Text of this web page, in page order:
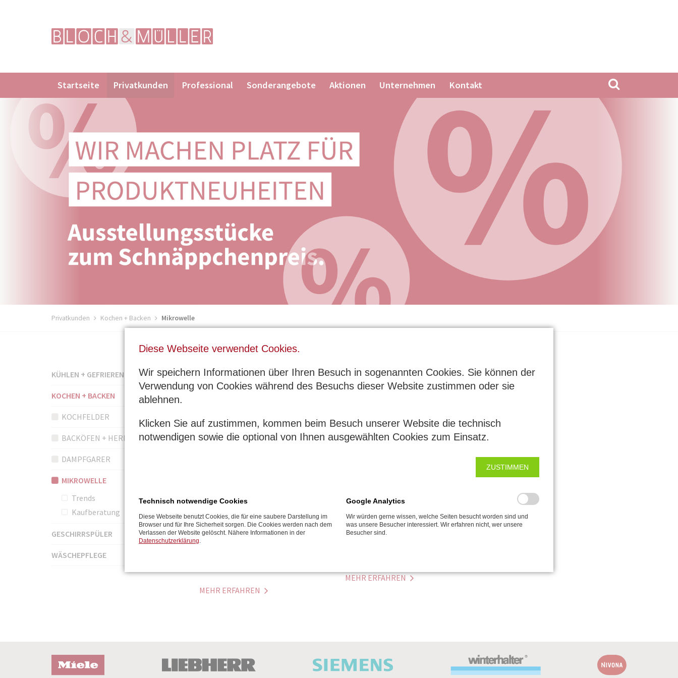
Navigation
Startseite Privatkunden Professional Sonderangebote Aktionen Unternehmen Kontakt
Suchbegriffe
Privatkunden Kochen + Backen Mikrowelle
Trends
Erfahren Sie alles über Trends und
innovative Produktfeatures
moderner Mikrowellengeräte sowie
Kombinationen aus
MEHR ERFAHREN
Kaufberatung
Wir zeigen Ihnen, was Sie wissen
sollten, bevor Sie sich für ein
Mikrowellengerät oder eine Kombi mit
MEHR ERFAHREN
v
n
r
p
KÜHLEN + GEFRIEREN
KOCHEN + BACKEN
KOCHFELDER
BACKÖFEN + HERDE
DAMPFGARER
MIKROWELLE
Trends
Kaufberatung
GESCHIRRSPÜLER
WÄSCHEPFLEGE
Diese Webseite verwendet Cookies.
Wir speichern Informationen über Ihren Besuch in sogenannten Cookies. Sie können der
Verwendung von Cookies während des Besuchs dieser Website zustimmen oder sie
ablehnen.
Klicken Sie auf zustimmen, kommen beim Besuch unserer Website die technisch
notwendigen sowie die optional von Ihnen ausgewählten Cookies zum Einsatz.
ZUSTIMMEN
Technisch notwendige Cookies
Diese Webseite benutzt Cookies, die für eine saubere Darstellung im
Browser und für Ihre Sicherheit sorgen. Die Cookies werden nach dem
Verlassen der Website gelöscht. Nähere Informationen in der
Datenschutzerklärung
Google Analytics
Wir würden gerne wissen, welche Seiten besucht worden sind und
was unsere Besucher interessiert. Wir erfahren nicht, wer unsere
Besucher sind.